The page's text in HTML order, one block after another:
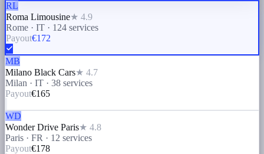
RL
Roma Limousine★ 4.9
Rome · IT· 124services
Payout€172
MB
Milano Black Cars★ 4.7
Milan · IT · 38 services
Payout€165
WD
Wonder Drive Paris★ 4.8
Paris · FR · 12 services
Payout€178